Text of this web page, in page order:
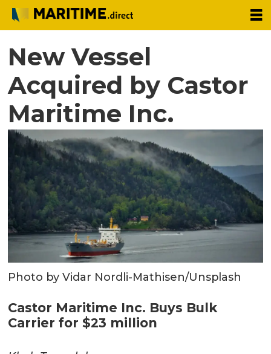
New Vessel
Acquired by Castor
Maritime Inc.
Photo by Vidar Nordli-Mathisen/Unsplash
Castor Maritime Inc. Buys Bulk
Carrier for $23 million